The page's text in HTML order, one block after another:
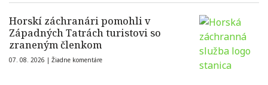
Horskí záchranári pomohli v
Západných Tatrách turistovi so
zraneným členkom
07. 08. 2026 | Žiadne komentáre